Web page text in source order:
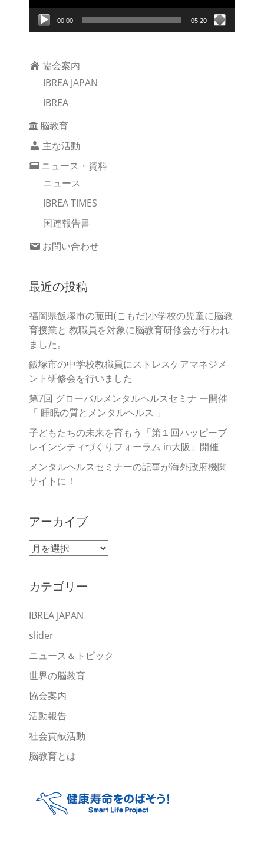
ー
00:00 05:20
協会案内
IBREA JAPAN
IBREA
脳教育
主な活動
ニュース・資料
ニュース
IBREA TIMES
国連報告書
お問い合わせ
最近の投稿
福岡県飯塚市の菰田(こもだ)小学校の児童に脳教
育授業と 教職員を対象に脳教育研修会が行われ
ました。
飯塚市の中学校教職員にストレスケアマネジメ
ント研修会を行いました
第7回 グローバルメンタルヘルスセミナ ー開催
「 睡眠の質とメンタルヘルス 」
子どもたちの未来を育もう「第１回ハッピーブ
レインシティづくりフォーラム in大阪」開催
メンタルヘルスセミナーの記事が海外政府機関
サイトに！
アーカイブ
ア
イ
カテゴリー
IBREA JAPAN
slider
ニュース＆トピック
世界の脳教育
協会案内
活動報告
社会貢献活動
脳教育とは